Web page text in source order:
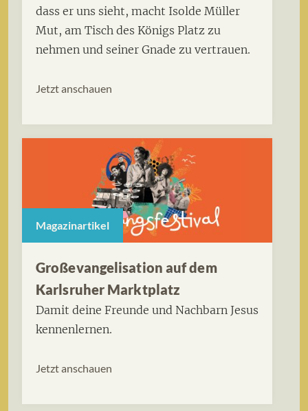
dass er uns sieht, macht Isolde Müller
Mut, am Tisch des Königs Platz zu
nehmen und seiner Gnade zu vertrauen.
Jetzt anschauen
Magazinartikel
Großevangelisation auf dem
Karlsruher Marktplatz
Damit deine Freunde und Nachbarn Jesus
kennenlernen.
Jetzt anschauen